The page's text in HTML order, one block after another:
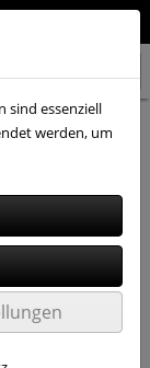
sind essenziell
werden, um